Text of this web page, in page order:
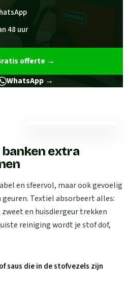
48 uur
offerte →
WhatsApp →
extra
en sfeervol, maar ook gevoelig
Textiel absorbeert alles:
en huisdiergeur trekken
reiniging wordt je stof dof,
saus die in de stofvezels zijn